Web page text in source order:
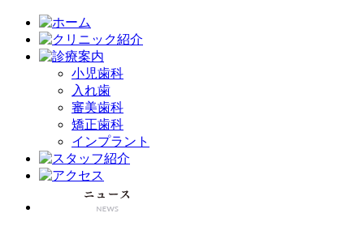
小児歯科
入れ歯
審美歯科
矯正歯科
インプラント